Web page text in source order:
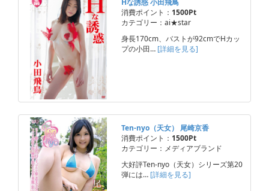
Hな誘惑 小田飛鳥
消費ポイント： 1500Pt
カテゴリー：ai★star
身長170cm、バストが92cmでHカッ
プの小田… [詳細を見る]
Ten-nyo（天女） 尾崎京香
消費ポイント： 1500Pt
カテゴリー：メディアブランド
大好評Ten-nyo（天女）シリーズ第20
弾には… [詳細を見る]